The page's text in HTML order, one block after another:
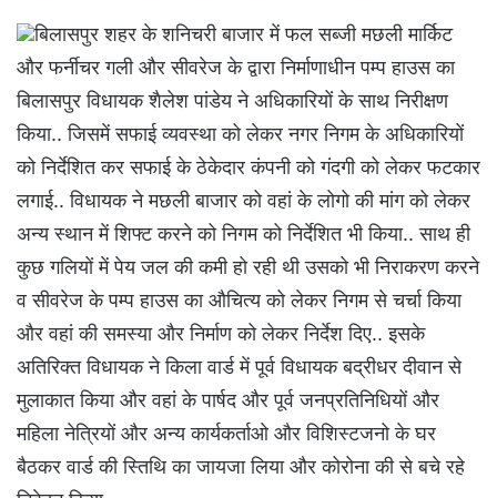
बिलासपुर शहर के शनिचरी बाजार में फल सब्जी मछली मार्किट
और फर्नीचर गली और सीवरेज के द्वारा निर्माणाधीन पम्प हाउस का
बिलासपुर विधायक शैलेश पांडेय ने अधिकारियों के साथ निरीक्षण
किया.. जिसमें सफाई व्यवस्था को लेकर नगर निगम के अधिकारियों
को निर्देशित कर सफाई के ठेकेदार कंपनी को गंदगी को लेकर फटकार
लगाई.. विधायक ने मछली बाजार को वहां के लोगो की मांग को लेकर
अन्य स्थान में शिफ्ट करने को निगम को निर्देशित भी किया.. साथ ही
कुछ गलियों में पेय जल की कमी हो रही थी उसको भी निराकरण करने
व सीवरेज के पम्प हाउस का औचित्य को लेकर निगम से चर्चा किया
और वहां की समस्या और निर्माण को लेकर निर्देश दिए.. इसके
अतिरिक्त विधायक ने किला वार्ड में पूर्व विधायक बद्रीधर दीवान से
मुलाकात किया और वहां के पार्षद और पूर्व जनप्रतिनिधियों और
महिला नेत्रियों और अन्य कार्यकर्ताओ और विशिस्टजनो के घर
बैठकर वार्ड की स्तिथि का जायजा लिया और कोरोना की से बचे रहे